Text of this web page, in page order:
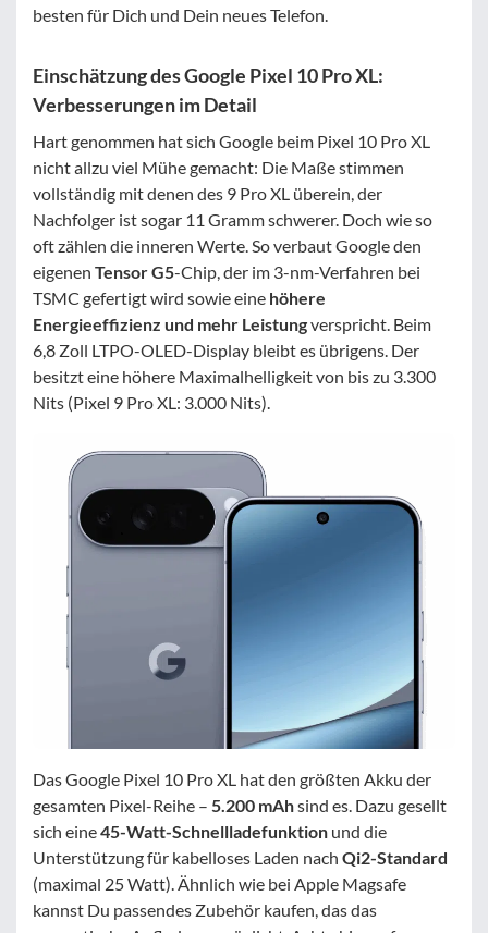
besten für Dich und Dein neues Telefon.
Einschätzung des Google Pixel 10 Pro XL:
Verbesserungen im Detail
Hart genommen hat sich Google beim Pixel 10 Pro XL
nicht allzu viel Mühe gemacht: Die Maße stimmen
vollständig mit denen des 9 Pro XL überein, der
Nachfolger ist sogar 11 Gramm schwerer. Doch wie so
oft zählen die inneren Werte. So verbaut Google den
eigenen Tensor G5-Chip, der im 3-nm-Verfahren bei
TSMC gefertigt wird sowie eine höhere
Energieeffizienz und mehr Leistungverspricht. Beim
6,8 Zoll LTPO-OLED-Display bleibt es übrigens. Der
besitzt eine höhere Maximalhelligkeit von bis zu 3.300
Nits (Pixel 9 Pro XL: 3.000 Nits).
Das Google Pixel 10 Pro XL hat den größten Akku der
gesamten Pixel-Reihe – 5.200 mAhsind es. Dazu gesellt
sich eine45-Watt-Schnellladefunktion und die
Unterstützung für kabelloses Laden nach Qi2-Standard
(maximal 25 Watt). Ähnlich wie bei Apple Magsafe
kannst Du passendes Zubehör kaufen, das das